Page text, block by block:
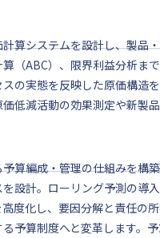
算システムを設計し、製品
（ABC）、限界利益分析ま
の実態を反映した原価構造
低減活動の効果測定や新
算編成・管理の仕組みを構
設計。ローリング予測の導
度化し、要因分解と責任の
予算制度へと変革します。